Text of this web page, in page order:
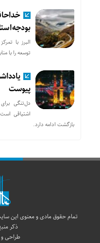
بودجه استانی ۲۰
البرز با
توسعه را با
پیوست
دل‌تنگی
اشتیاقی
بازگشت ادامه دارد.
تمام حقوق مادی و معنوی این
ذکر
طراحی